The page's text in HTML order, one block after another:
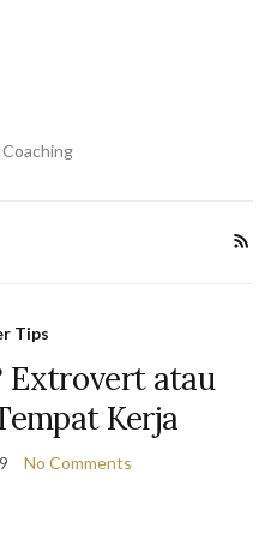
Tips
Extrovert atau
Kerja
No Comments